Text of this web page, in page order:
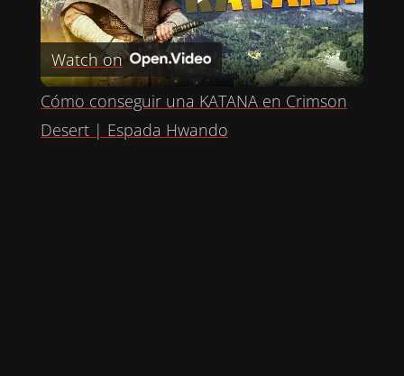
P
L
A
Watch on
Cómo conseguir una KATANA en Crimson
Desert | Espada Hwando